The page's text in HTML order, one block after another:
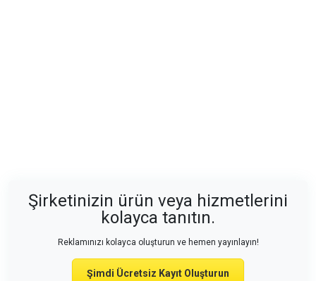
Şirketinizin ürün veya hizmetlerini
kolayca tanıtın.
Reklamınızı kolayca oluşturun ve hemen yayınlayın!
Şimdi Ücretsiz Kayıt Oluşturun